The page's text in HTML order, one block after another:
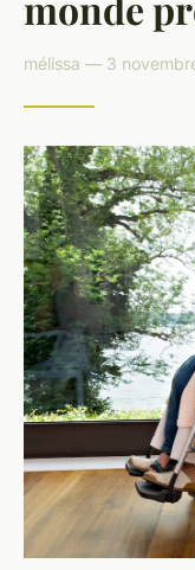
mélissa — 3